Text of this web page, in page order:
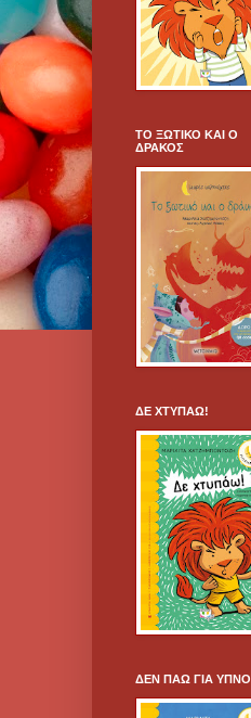
ΤΟ ΞΩΤΙΚΟ ΚΑΙ Ο
ΔΡΑΚΟΣ
ΔΕ ΧΤΥΠΑΩ!
ΔΕΝ ΠΑΩ ΓΙΑ ΥΠΝΟ